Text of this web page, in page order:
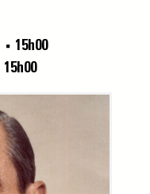
■
15h00
15h00